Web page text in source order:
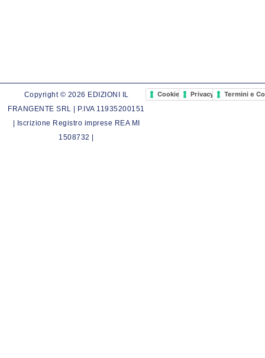
Copyright © 2026 EDIZIONI IL
FRANGENTE SRL | P.IVA 11935200151
| Iscrizione Registro imprese REA MI
1508732 |
Cookie PolicyPrivacy PolicyTermini e